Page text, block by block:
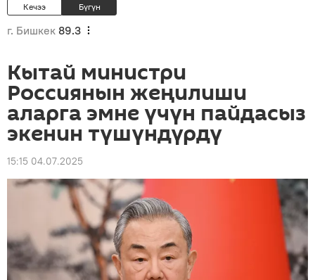
Кечээ Бүгүн
г. Бишкек 89.3
Кытай министри
Россиянын жеңилиши
аларга эмне үчүн пайдасыз
экенин түшүндүрдү
15:15 04.07.2025